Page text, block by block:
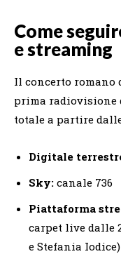
Come
e streaming
Il concerto romano
prima radiovisione
totale a partire dalle
Digitale
Sky: canale 736
Piattaforma
carpet live dalle
e Stefania Iodice)